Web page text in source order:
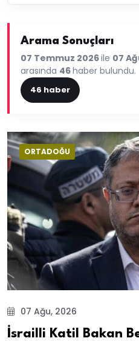
Arama Sonuçları
07 Temmuz 2026ile 07
arasında 46haber bulundu.
46 haber
ORTADOĞU
07 Ağu, 2026
İsrailli Katil Bakan